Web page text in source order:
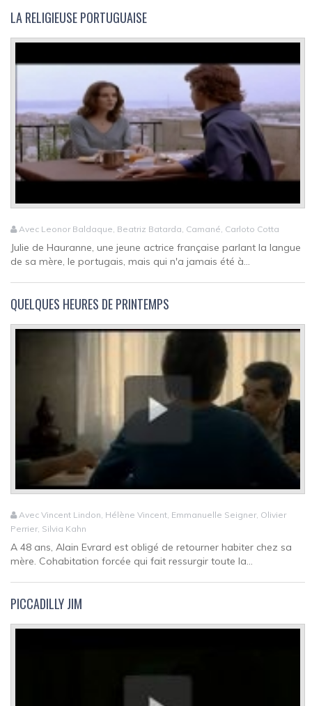
LA RELIGIEUSE PORTUGUAISE
Avec Leonor Baldaque, Beatriz Batarda, Camané, Carloto Cotta
Julie de Hauranne, une jeune actrice française parlant la langue
de sa mère, le portugais, mais qui n'a jamais été à...
QUELQUES HEURES DE PRINTEMPS
Avec Vincent Lindon, Hélène Vincent, Emmanuelle Seigner, Olivier
Perrier, Silvia Kahn
A 48 ans, Alain Evrard est obligé de retourner habiter chez sa
mère. Cohabitation forcée qui fait ressurgir toute la...
PICCADILLY JIM